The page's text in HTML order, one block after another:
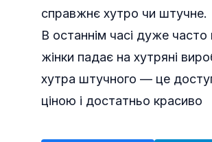
справжнє хутро чи штучне.
В останнім часі дуже часто
жінки падає на хутряні
хутра штучного — це
ціною і достатньо красиво